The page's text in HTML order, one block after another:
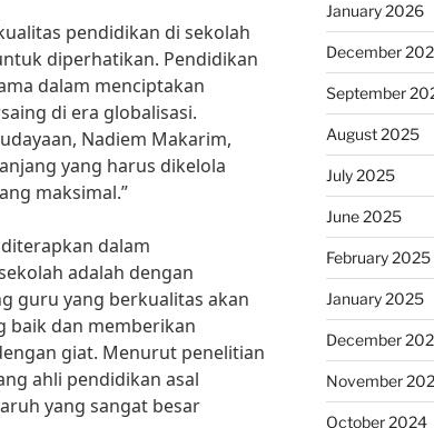
pendidikan di sekolah
diperhatikan. Pendidikan
dalam menciptakan
di era globalisasi.
Nadiem Makarim,
yang harus dikelola
maksimal.”
dalam
adalah dengan
guru yang berkualitas akan
baik dan memberikan
giat. Menurut penelitian
ahli pendidikan asal
yang sangat besar
January 2026
December
September
August 2025
July 2025
June 2025
February 2025
January 2025
December
November
October 2024